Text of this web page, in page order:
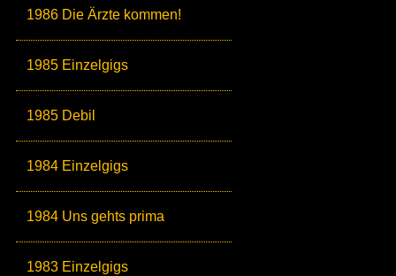
1986 Die Ärzte kommen!
1985 Einzelgigs
1985 Debil
1984 Einzelgigs
1984 Uns gehts prima
1983 Einzelgigs